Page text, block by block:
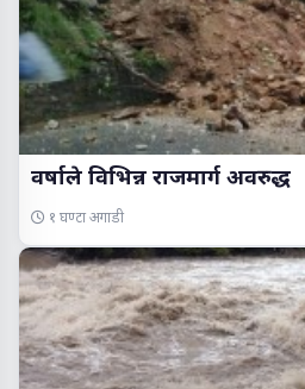
वर्षाले विभिन्न राजमार्ग अवरुद्ध
१ घण्टा अगाडी